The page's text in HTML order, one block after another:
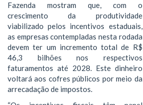
Fazenda mostram que, com o
crescimento da produtividade
viabilizado pelos incentivos estaduais,
as empresas contempladas nesta rodada
devem ter um incremento total de R$
46,3 bilhões nos respectivos
faturamentos até 2028. Este dinheiro
voltará aos cofres públicos por meio da
arrecadação de impostos.